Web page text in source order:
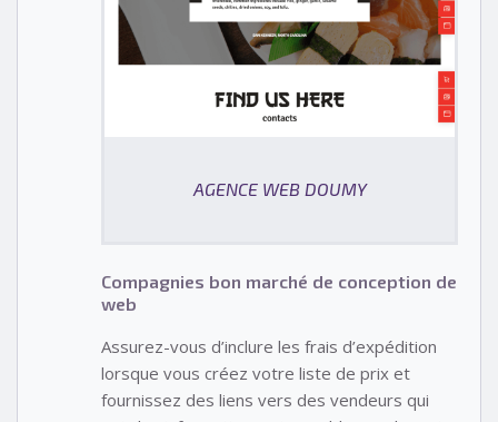
AGENCE WEB DOUMY
Compagnies bon marché de conception de
web
Assurez-vous d’inclure les frais d’expédition
lorsque vous créez votre liste de prix et
fournissez des liens vers des vendeurs qui